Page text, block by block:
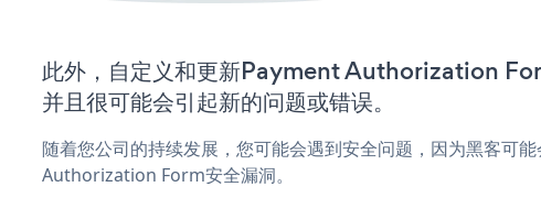
此外，自定义和更新Payment Authorization
并且很可能会引起新的问题或错误。
随着您公司的持续发展，您可能会遇到安全问题，因为黑客可
Authorization Form安全漏洞。